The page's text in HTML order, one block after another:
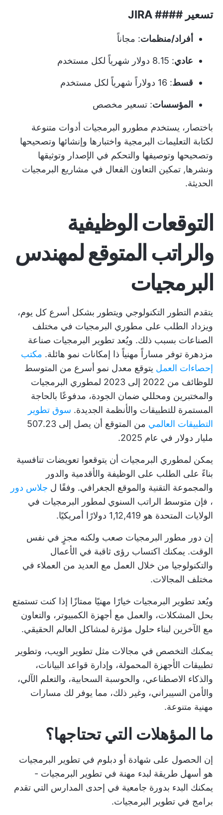
تسعير #### JIRA
أفراد/منظمات: مجاناً
عادي: 8.15 دولار شهرياً لكل مستخدم
قسط: 16 دولاراً شهرياً لكل مستخدم
المؤسسات: تسعير مخصص
باختصار، يستخدم مطورو البرمجيات أدوات متنوعة
لكتابة التعليمات البرمجية واختبارها وإنشائها وتصحيحها
وتصحيحها وتوصيفها والتحكم في الإصدار وتوثيقها
ونشرها, تمكين التعاون الفعال في مشاريع البرمجيات
الحديثة.
التوقعات الوظيفية
والراتب المتوقع لمهندس
البرمجيات
يتقدم التطور التكنولوجي ويتطور بشكل أسرع كل يوم،
ويزداد الطلب على مطوري البرمجيات في مختلف
الصناعات بسبب ذلك. ويُعد تطوير البرمجيات صناعة
مزدهرة توفر مساراً مهنياً ذا إمكانات نمو هائلة. مكتب
إحصاءات العمل يتوقع معدل نمو أسرع من المتوسط
للوظائف من 2022 إلى 2023 لمطوري البرمجيات
والمختبرين ومحللي ضمان الجودة، مدفوعًا بالحاجة
المستمرة للتطبيقات والأنظمة الجديدة. سوق تطوير
التطبيقات العالمي
من المتوقع أن يصل إلى 507.23
مليار دولار في عام 2025.
يمكن لمطوري البرمجيات أن يتوقعوا تعويضات تنافسية
بناءً على الطلب على الوظيفة والأقدمية والدور
والمجموعة التقنية والموقع الجغرافي. وفقًا ل جلاس دور
، فإن متوسط الراتب السنوي لمطور البرمجيات في
الولايات المتحدة هو 1,12,419 دولارًا أمريكيًا.
إن دور مطور البرمجيات صعب ولكنه مجزٍ في نفس
الوقت. يمكنك اكتساب رؤى ثاقبة في الأعمال
والتكنولوجيا من خلال العمل مع العديد من العملاء في
مختلف المجالات.
ويُعد تطوير البرمجيات خيارًا مهنيًا ممتازًا إذا كنت تستمتع
بحل المشكلات، والعمل مع أجهزة الكمبيوتر، والتعاون
مع الآخرين لبناء حلول مؤثرة لمشاكل العالم الحقيقي.
يمكنك التخصص في مجالات مثل تطوير الويب، وتطوير
تطبيقات الأجهزة المحمولة، وإدارة قواعد البيانات،
والذكاء الاصطناعي، والحوسبة السحابية، والتعلم الآلي،
والأمن السيبراني، وغير ذلك، مما يوفر لك مسارات
مهنية متنوعة.
ما المؤهلات التي تحتاجها؟
إن الحصول على شهادة أو دبلوم في تطوير البرمجيات
هو أسهل طريقة لبدء مهنة في تطوير البرمجيات -
يمكنك البدء بدورة جامعية في إحدى المدارس التي تقدم
برامج في تطوير البرمجيات.